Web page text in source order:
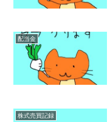
配当金
株式売買記録